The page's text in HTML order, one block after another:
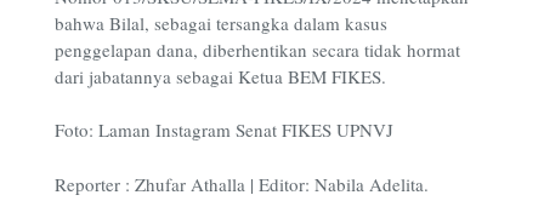
bahwa Bilal, sebagai tersangka dalam kasus
penggelapan dana, diberhentikan secara tidak hormat
dari jabatannya sebagai Ketua BEM FIKES.
Foto: Laman Instagram Senat FIKES UPNVJ
Reporter : Zhufar Athalla | Editor: Nabila Adelita.